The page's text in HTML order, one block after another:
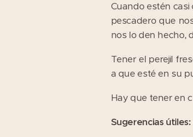
Cuando estén
pescadero que
nos lo den hecho,
Tener el perejil
a que esté en su
Hay que tener en
Sugerencias útiles: